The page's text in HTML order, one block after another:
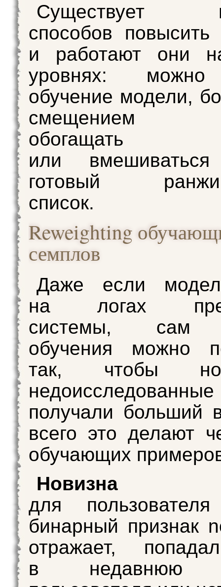
Существует
способов повысить
и работают они
уровнях:
обучение модели,
смещением
обогащать
или
готовый
список.
Reweighting
семплов
Даже если
на логах
системы, сам
обучения можно
так, чтобы
получали больший
всего это делают
обучающих
Новизна
для
бинарный признак
отражает,
в недавнюю